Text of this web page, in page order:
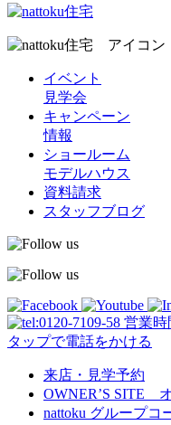
イベント
見学会
キャンペーン
情報
ショールーム
モデルハウス
資料請求
スタッフブログ
営業
タップで電話をかける
来店・見学予約
OWNER’S SITE
nattoku グループコ